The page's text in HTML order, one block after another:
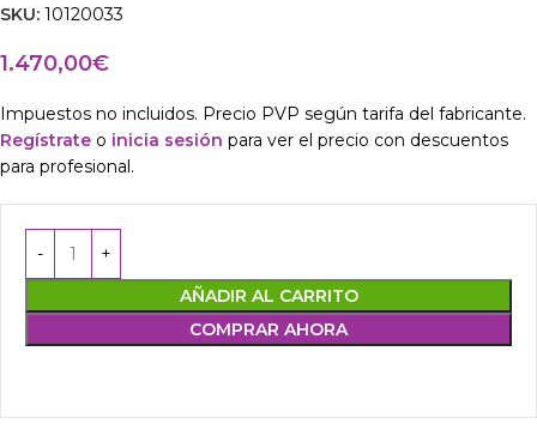
SKU: 10120033
1.470,00€
Impuestos no incluidos. Precio PVP según tarifa del fabricante.
Regístrate o inicia sesión para ver el precio con descuentos
para profesional.
AÑADIR AL CARRITO
COMPRAR AHORA